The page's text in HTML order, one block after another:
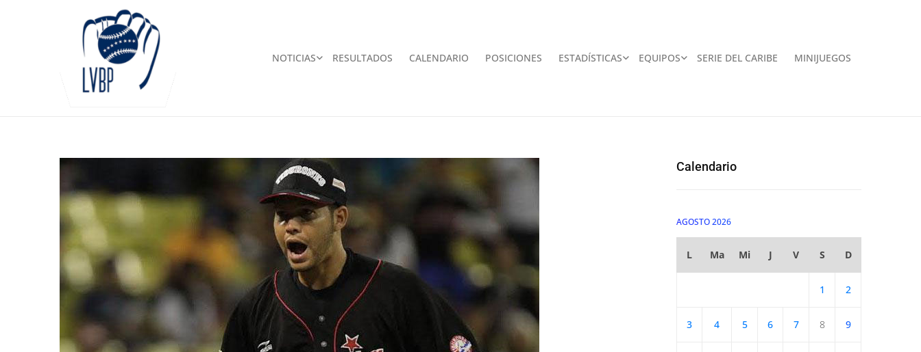
NOTICIAS RESULTADOS CALENDARIO POSICIONES ESTADÍSTICAS EQUIPOS SERIE DEL CARIBE MINIJUEGOS
Calendario
AGOSTO 2026
L Ma Mi J V S D
1 2
3 4 5 6 7 8 9